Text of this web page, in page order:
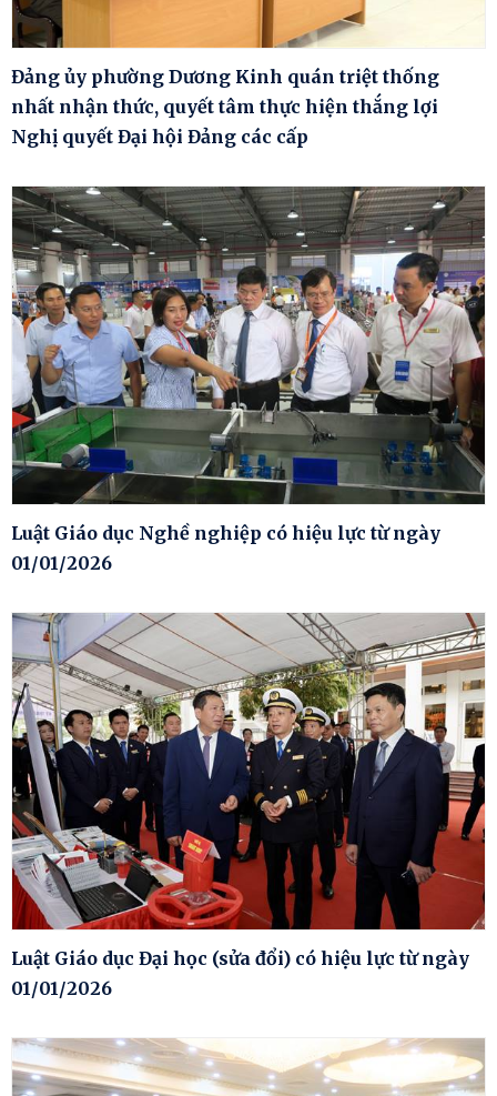
Đảng ủy phường Dương Kinh quán triệt thống
nhất nhận thức, quyết tâm thực hiện thắng lợi
Nghị quyết Đại hội Đảng các cấp
Luật Giáo dục Nghề nghiệp có hiệu lực từ ngày
01/01/2026
Luật Giáo dục Đại học (sửa đổi) có hiệu lực từ ngày
01/01/2026